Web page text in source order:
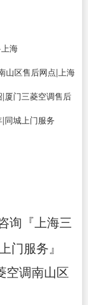
海
山区售后网点|上海
厦门三菱空调售后
同城上门服务
询『上海三
门服务』
空调南山区